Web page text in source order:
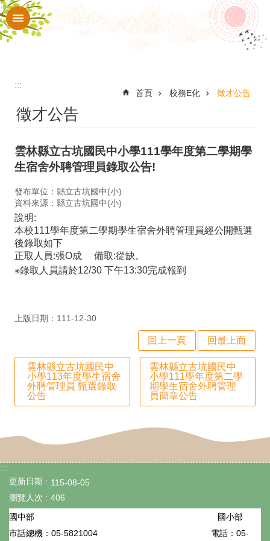
跳到主要內容區塊
進
認
校
入
口
網
站
行
室
政
務
專
區
學
生
:::
:::
首頁 校務E化 徵才公告
徵才公告
雲林縣立古坑國民中小學111學年度第二學期學
生宿舍外聘管理員錄取公告!
發布單位：縣立古坑國中(小)
資料來源：縣立古坑國中(小)
說明:
本校111學年度第二學期學生宿舍外聘管理員經公開甄選
後錄取如下
正取人員:張O成 備取:從缺。
※錄取人員請於12/30 下午13:30完成報到
上版日期：111-12-30
回上一頁 回最上面
雲林縣立古坑國民中
小學113年度學生宿舍
外聘管理員 甄選錄取
公告
雲林縣立古坑國民中
小學111學年度第二學
期學生宿舍外聘管理
員簡章公告
:::
更新日期
115-08-05
瀏覽人次
406
國中部 國小部
市話總機： 05-5821004 電話：05-